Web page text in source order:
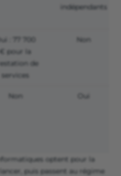
indépendants
Oui : 77 700
€ pour la
de
services
Non
Non Oui
optent pour la
puis passent au régime